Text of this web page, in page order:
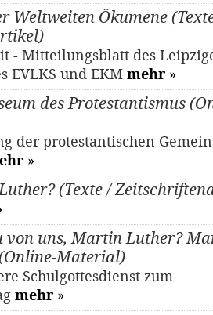
Weltweiten Ökumene
- Mitteilungsblatt des
EVLKS und EKM mehr »
des Protestantismus
der protestantischen
»
(Texte /
von uns, Martin Luther?
Material)
Schulgottesdienst zum
mehr »